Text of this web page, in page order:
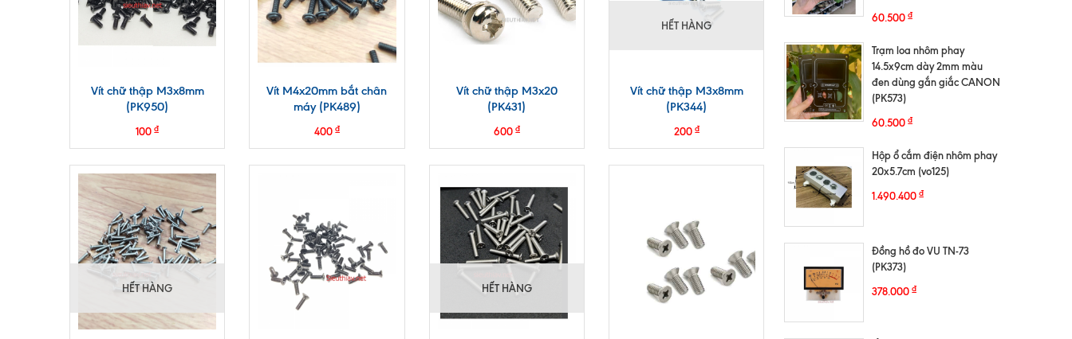
Vít chữ thập M3x8mm
(PK950)
100₫
Vít M4x20mm bắt chân
máy (PK489)
400 ₫
Vít chữ thập M3x20
(PK431)
600 ₫
Vít chữ thập M3x8mm
(PK344)
200 ₫
HẾT HÀNG
HẾT HÀNG HẾT HÀNG
60.500₫
Trạm loa nhôm phay
14.5x9cm dày 2mm màu
đen dùng gắn giắc CANON
(PK573)
60.500₫
Hộp ổ cắm điện nhôm phay
20x5.7cm (vo125)
1.490.400₫
Đồng hồ đo VU TN-73
(PK373)
378.000₫